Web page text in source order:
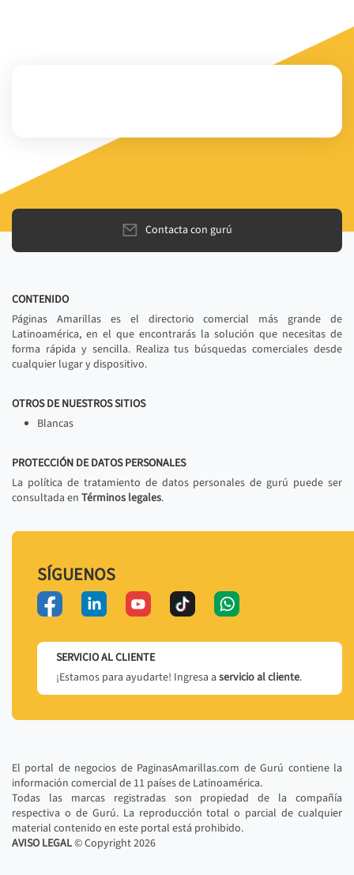
Contacta con gurú
CONTENIDO
Páginas Amarillas es el directorio comercial más grande de
Latinoamérica, en el que encontrarás la solución que necesitas de
forma rápida y sencilla. Realiza tus búsquedas comerciales desde
cualquier lugar y dispositivo.
OTROS DE NUESTROS SITIOS
Blancas
PROTECCIÓN DE DATOS PERSONALES
La política de tratamiento de datos personales de gurú puede ser
consultada en Términos legales.
SÍGUENOS
SERVICIO AL CLIENTE
¡Estamos para ayudarte! Ingresa a servicio al cliente.
El portal de negocios de PaginasAmarillas.com de Gurú contiene la
información comercial de 11 países de Latinoamérica.
Todas las marcas registradas son propiedad de la compañía
respectiva o de Gurú. La reproducción total o parcial de cualquier
material contenido en este portal está prohibido.
AVISO LEGAL© Copyright2026